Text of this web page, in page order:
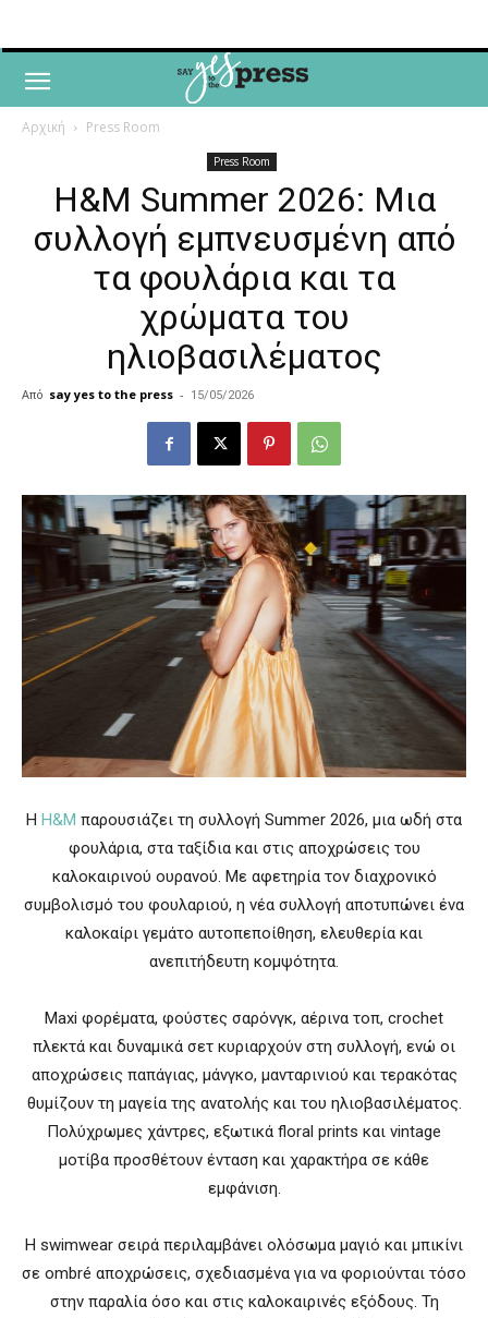
Αρχική Press Room
Press Room
H&M Summer 2026: Μια
συλλογή εμπνευσμένη από
τα φουλάρια και τα
χρώματα του
ηλιοβασιλέματος
Από say yes to the press - 15/05/2026
Η H&M παρουσιάζει τη συλλογή Summer 2026, μια ωδή στα
φουλάρια, στα ταξίδια και στις αποχρώσεις του
καλοκαιρινού ουρανού. Με αφετηρία τον διαχρονικό
συμβολισμό του φουλαριού, η νέα συλλογή αποτυπώνει ένα
καλοκαίρι γεμάτο αυτοπεποίθηση, ελευθερία και
ανεπιτήδευτη κομψότητα.
Maxi φορέματα, φούστες σαρόνγκ, αέρινα τοπ, crochet
πλεκτά και δυναμικά σετ κυριαρχούν στη συλλογή, ενώ οι
αποχρώσεις παπάγιας, μάνγκο, μανταρινιού και τερακότας
θυμίζουν τη μαγεία της ανατολής και του ηλιοβασιλέματος.
Πολύχρωμες χάντρες, εξωτικά floral prints και vintage
μοτίβα προσθέτουν ένταση και χαρακτήρα σε κάθε
εμφάνιση.
Η swimwear σειρά περιλαμβάνει ολόσωμα μαγιό και μπικίνι
σε ombré αποχρώσεις, σχεδιασμένα για να φοριούνται τόσο
στην παραλία όσο και στις καλοκαιρινές εξόδους. Τη